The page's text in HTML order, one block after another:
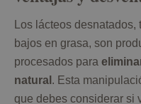
Los lácteos
bajos en grasa, son
procesados para
natural . Esta
que debes considerar si